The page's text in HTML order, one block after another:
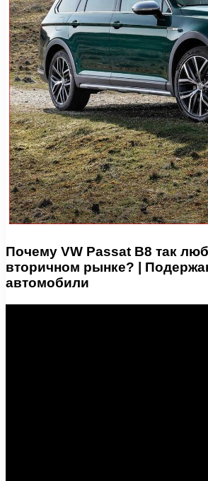
Почему VW Passat B8 так
вторичном рынке? |
автомобили